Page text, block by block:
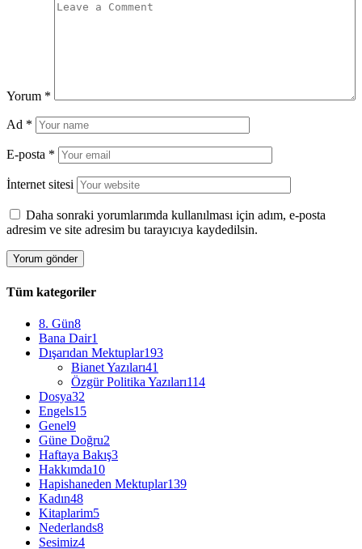
Yorum *
Ad *
E-posta *
İnternet sitesi
Daha sonraki yorumlarımda kullanılması için adım, e-posta
adresim ve site adresim bu tarayıcıya kaydedilsin.
Tüm kategoriler
8. Gün8
Bana Dair1
Dışarıdan Mektuplar193
Bianet Yazıları41
Özgür Politika Yazıları114
Dosya32
Engels15
Genel9
Güne Doğru2
Haftaya Bakış3
Hakkımda10
Hapishaneden Mektuplar139
Kadın48
Kitaplarim5
Nederlands8
Sesimiz4